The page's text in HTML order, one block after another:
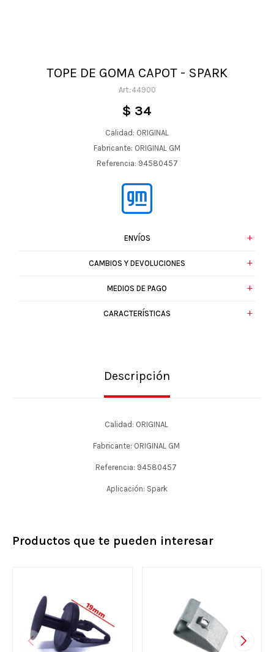
TOPE DE GOMA CAPOT - SPARK
44900
$ 34
Calidad: ORIGINAL
Fabricante: ORIGINAL GM
Referencia: 94580457
ENVÍOS
CAMBIOS Y DEVOLUCIONES
MEDIOS DE PAGO
CARACTERÍSTICAS
Descripción
Calidad: ORIGINAL
Fabricante: ORIGINAL GM
Referencia: 94580457
Aplicación: Spark
Productos que te pueden interesar